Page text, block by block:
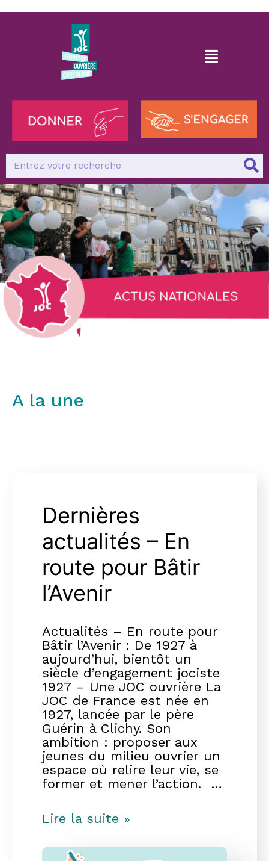
A la une
Dernières
actualités – En
route pour Bâtir
l’Avenir
Actualités – En route pour
Bâtir l’Avenir : De 1927 à
aujourd’hui, bientôt un
siècle d’engagement jociste
1927 – Une JOC ouvrière La
JOC de France est née en
1927, lancée par le père
Guérin à Clichy. Son
ambition : proposer aux
jeunes du milieu ouvrier un
espace où relire leur vie, se
former et mener l’action. …
Lire la suite »